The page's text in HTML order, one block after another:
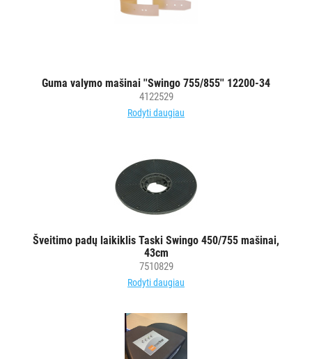
DĖŽĖS
Guma valymo mašinai ''Swingo 755/855'' 12200-34
4122529
Rodyti daugiau
Šveitimo padų laikiklis Taski Swingo 450/755 mašinai,
43cm
7510829
Rodyti daugiau